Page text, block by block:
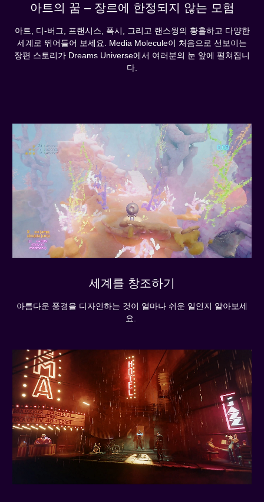
아트의 꿈 – 장르에 한정되지 않는 모험
아트, 디-버그, 프랜시스, 폭시, 그리고 랜스윙의 황홀하고 다양한
세계로 뛰어들어 보세요. Media Molecule이 처음으로 선보이는
장편 스토리가 Dreams Universe에서 여러분의 눈 앞에 펼쳐집니
다.
세계를 창조하기
아름다운 풍경을 디자인하는 것이 얼마나 쉬운 일인지 알아보세
요.